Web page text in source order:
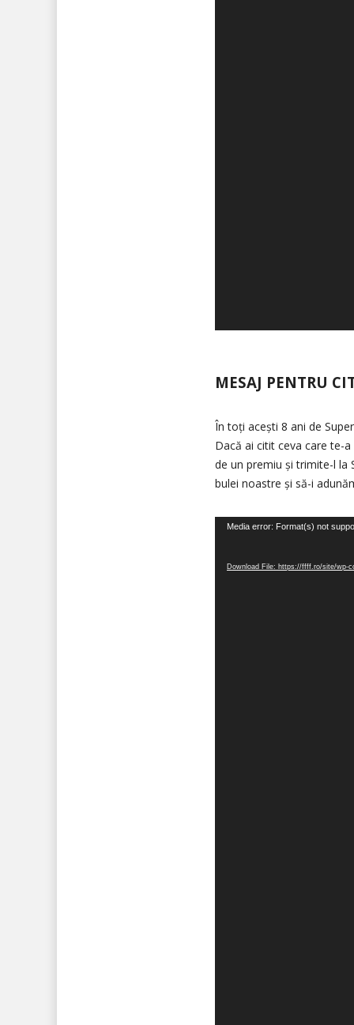
MESAJ PENTRU
În toți acești 8 ani de
Dacă ai citit ceva care te-
de un premiu și trimite-l la
bulei noastre și să-i
Video
Media error: Format(s) not
Download File: https://ffff.ro/site/wp-